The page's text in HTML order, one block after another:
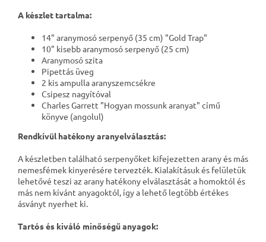
A készlet tartalma:
14" aranymosó serpenyő (35 cm) "Gold Trap"
10" kisebb aranymosó serpenyő (25 cm)
Aranymosó szita
Pipettás üveg
2 kis ampulla aranyszemcsékre
Csipesz nagyítóval
Charles Garrett "Hogyan mossunk aranyat" című
könyve (angolul)
Rendkívül hatékony aranyelválasztás:
A készletben található serpenyőket kifejezetten arany és más
nemesfémek kinyerésére tervezték. Kialakításuk és felületük
lehetővé teszi az arany hatékony elválasztását a homoktól és
más nem kívánt anyagoktól, így a lehető legtöbb értékes
ásványt nyerhet ki.
Tartós és kiváló minőségű anyagok: